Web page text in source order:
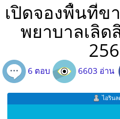
เปิดจองพื้นที่ข
พยาบาลเลิด
6 ตอบ 6603 อ่าน
ไอริน